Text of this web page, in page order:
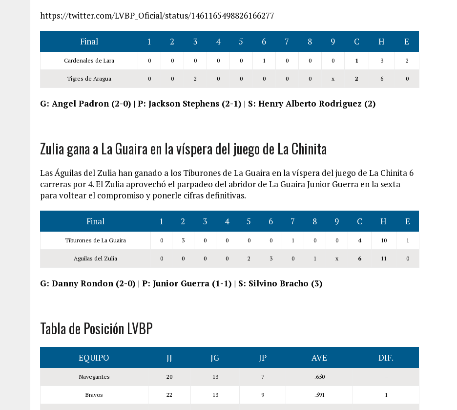
https://twitter.com/LVBP_Oficial/status/1461165498826166277
Final 1 2 3 4 5 6 7 8 9 C H E
Cardenales de Lara 0 0 0 0 0 1 0 0 0 1 3 2
Tigres de Aragua 0 0 2 0 0 0 0 0 x 2 6 0
G: Angel Padron (2-0) | P: Jackson Stephens (2-1) | S: Henry Alberto Rodriguez (2)
Zulia gana a La Guaira en la víspera del juego de La Chinita
Las Águilas del Zulia han ganado a los Tiburones de La Guaira en la víspera del juego de La Chinita 6
carreras por 4. El Zulia aprovechó el parpadeo del abridor de La Guaira Junior Guerra en la sexta
para voltear el compromiso y ponerle cifras definitivas.
Final 1 2 3 4 5 6 7 8 9 C H E
Tiburones de La Guaira 0 3 0 0 0 0 1 0 0 4 10 1
Aguilas del Zulia 0 0 0 0 2 3 0 1 x 6 11 0
G: Danny Rondon (2-0) | P: Junior Guerra (1-1) | S: Silvino Bracho (3)
Tabla de Posición LVBP
EQUIPO JJ JG JP AVE DIF.
Navegantes 20 13 7 .650 –
Bravos 22 13 9 .591 1